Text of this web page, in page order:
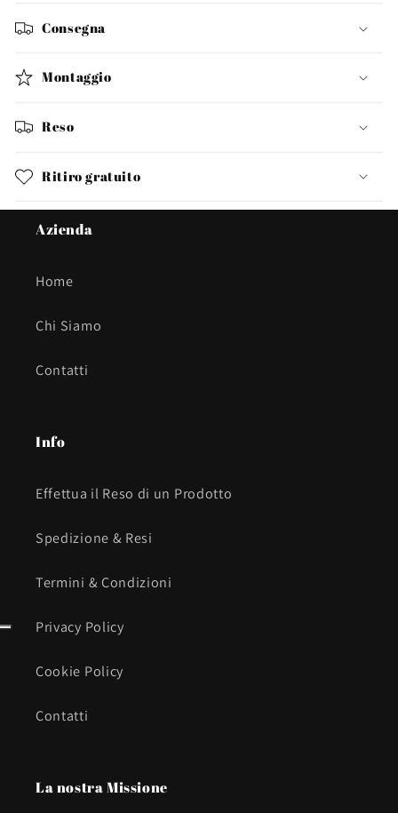
Consegna
Montaggio
Reso
Ritiro gratuito
Azienda
Home
Chi Siamo
Contatti
Info
Effettua il Reso di un Prodotto
Spedizione & Resi
Termini & Condizioni
Privacy Policy
Cookie Policy
Contatti
La nostra Missione